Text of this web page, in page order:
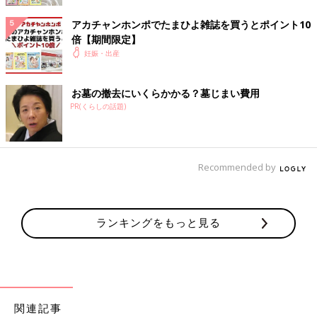
アカチャンホンポでたまひよ雑誌を買うとポイント10
倍【期間限定】
妊娠・出産
お墓の撤去にいくらかかる？墓じまい費用
PR(くらしの話題)
Recommended by
ランキングをもっと見る
関連記事